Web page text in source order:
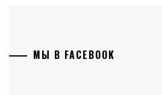
МЫ В FACEBOOK